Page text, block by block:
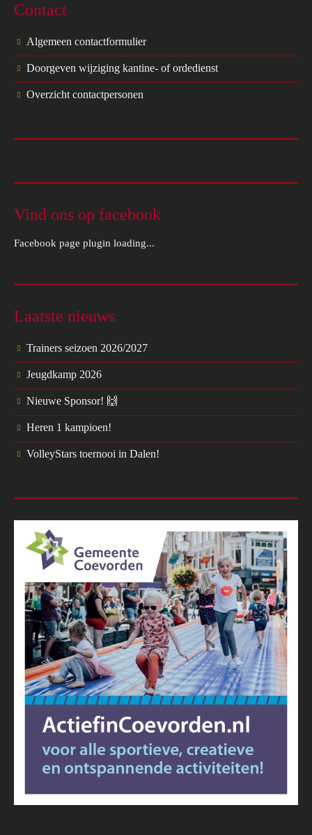
Contact
Algemeen contactformulier
Doorgeven wijziging kantine- of ordedienst
Overzicht contactpersonen
Vind ons op facebook
Facebook page plugin loading...
Laatste nieuws
Trainers seizoen 2026/2027
Jeugdkamp 2026
Nieuwe Sponsor! 🙌
Heren 1 kampioen!
VolleyStars toernooi in Dalen!